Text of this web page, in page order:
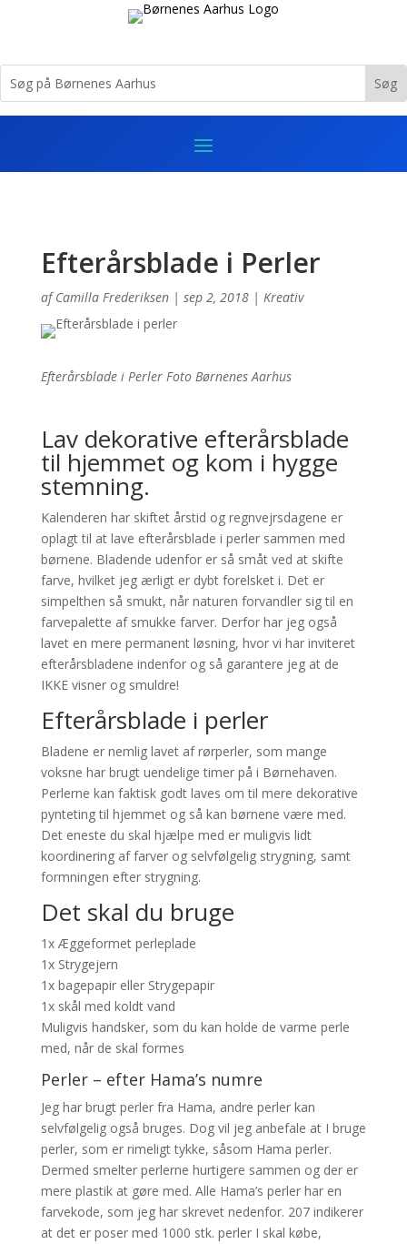
Efterårsblade i Perler
afCamilla Frederiksen| sep 2, 2018| Kreativ
Efterårsblade i Perler Foto Børnenes Aarhus
Lav dekorative efterårsblade
til hjemmet og kom i hygge
stemning.
Kalenderen har skiftet årstid og regnvejrsdagene er
oplagt til at lave efterårsblade i perler sammen med
børnene. Bladende udenfor er så småt ved at skifte
farve, hvilket jeg ærligt er dybt forelsket i. Det er
simpelthen så smukt, når naturen forvandler sig til en
farvepalette af smukke farver. Derfor har jeg også
lavet en mere permanent løsning, hvor vi har inviteret
efterårsbladene indenfor og så garantere jeg at de
IKKE visner og smuldre!
Efterårsblade i perler
Bladene er nemlig lavet af rørperler, som mange
voksne har brugt uendelige timer på i Børnehaven.
Perlerne kan faktisk godt laves om til mere dekorative
pynteting til hjemmet og så kan børnene være med.
Det eneste du skal hjælpe med er muligvis lidt
koordinering af farver og selvfølgelig strygning, samt
formningen efter strygning.
Det skal du bruge
1x Æggeformet perleplade
1x Strygejern
1x bagepapir eller Strygepapir
1x skål med koldt vand
Muligvis handsker, som du kan holde de varme perle
med, når de skal formes
Perler – efter Hama’s numre
Jeg har brugt perler fra Hama, andre perler kan
selvfølgelig også bruges. Dog vil jeg anbefale at I bruge
perler, som er rimeligt tykke, såsom Hama perler.
Dermed smelter perlerne hurtigere sammen og der er
mere plastik at gøre med. Alle Hama’s perler har en
farvekode, som jeg har skrevet nedenfor. 207 indikerer
at det er poser med 1000 stk. perler I skal købe,